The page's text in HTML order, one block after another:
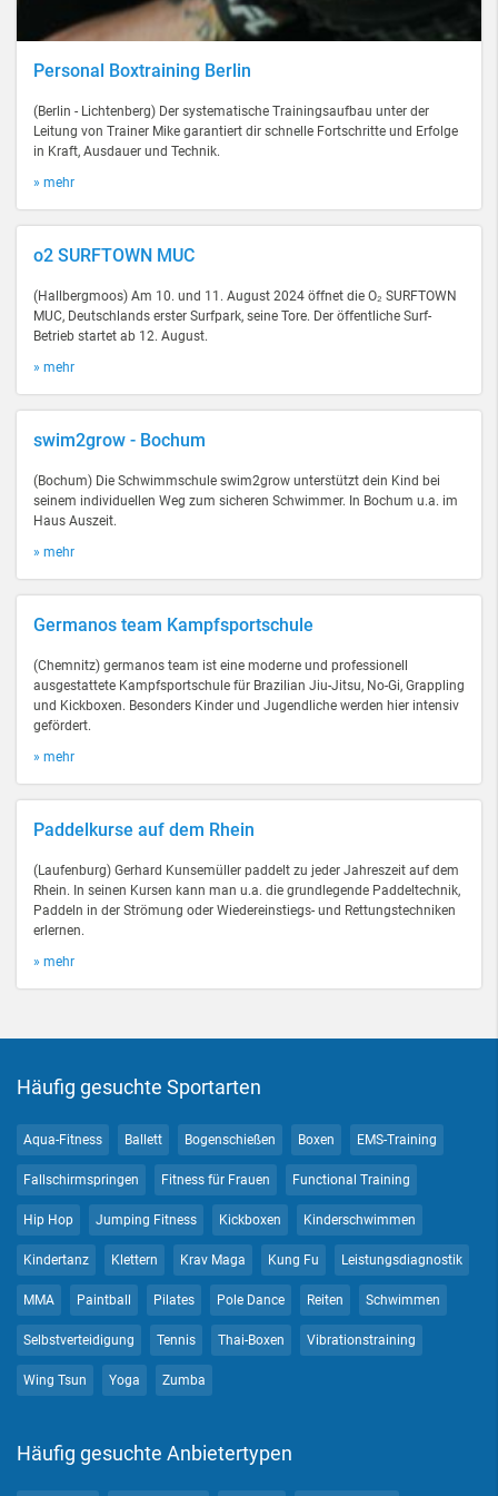
Personal Boxtraining Berlin
(Berlin - Lichtenberg) Der systematische Trainingsaufbau unter der
Leitung von Trainer Mike garantiert dir schnelle Fortschritte und Erfolge
in Kraft, Ausdauer und Technik.
» mehr
o2 SURFTOWN MUC
(Hallbergmoos) Am 10. und 11. August 2024 öffnet die O₂ SURFTOWN
MUC, Deutschlands erster Surfpark, seine Tore. Der öffentliche Surf-
Betrieb startet ab 12. August.
» mehr
swim2grow - Bochum
(Bochum) Die Schwimmschule swim2grow unterstützt dein Kind bei
seinem individuellen Weg zum sicheren Schwimmer. In Bochum u.a. im
Haus Auszeit.
» mehr
Germanos team Kampfsportschule
(Chemnitz) germanos team ist eine moderne und professionell
ausgestattete Kampfsportschule für Brazilian Jiu-Jitsu, No-Gi, Grappling
und Kickboxen. Besonders Kinder und Jugendliche werden hier intensiv
gefördert.
» mehr
Paddelkurse auf dem Rhein
(Laufenburg) Gerhard Kunsemüller paddelt zu jeder Jahreszeit auf dem
Rhein. In seinen Kursen kann man u.a. die grundlegende Paddeltechnik,
Paddeln in der Strömung oder Wiedereinstiegs- und Rettungstechniken
erlernen.
» mehr
Häufig gesuchte Sportarten
Aqua-Fitness Ballett Bogenschießen Boxen EMS-Training
Fallschirmspringen Fitness für Frauen Functional Training
Hip Hop Jumping Fitness Kickboxen Kinderschwimmen
Kindertanz Klettern Krav Maga Kung Fu Leistungsdiagnostik
MMA Paintball Pilates Pole Dance Reiten Schwimmen
Selbstverteidigung Tennis Thai-Boxen Vibrationstraining
Wing Tsun Yoga Zumba
Häufig gesuchte Anbietertypen